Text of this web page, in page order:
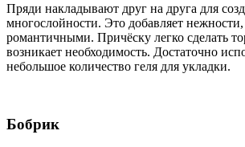
Пряди накладывают друг на друга для
многослойности. Это добавляет нежности,
романтичными. Причёску легко сделать
возникает необходимость. Достаточно
небольшое количество геля для укладки.
Бобрик